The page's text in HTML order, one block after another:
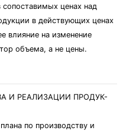
сопоставимых ценах над
в действующих ценах
влияние на изменение
объема, а не цены.
И РЕАЛИЗАЦИИ ПРОДУК-
по производству и